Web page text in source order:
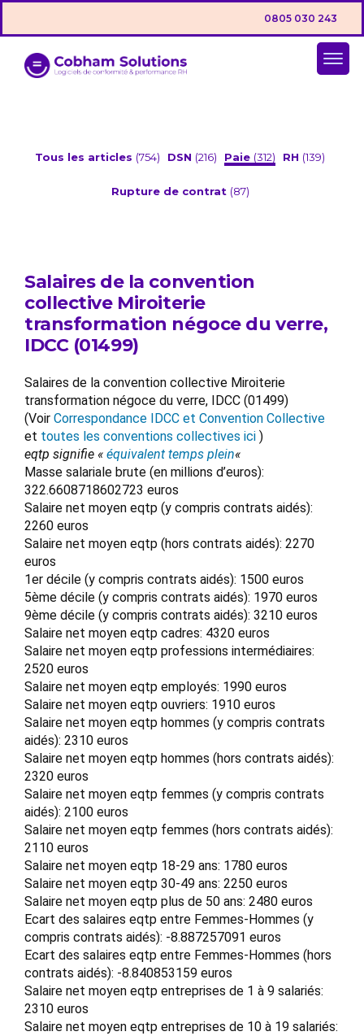
0805 030 243
Tous les articles (754) DSN (216) Paie (312) RH (139)
Rupture de contrat (87)
Salaires de la convention
collective Miroiterie
transformation négoce du verre,
IDCC (01499)
Salaires de la convention collective Miroiterie
transformation négoce du verre, IDCC (01499)
(Voir Correspondance IDCC et Convention Collective
et toutes les conventions collectives ici )
eqtp signifie « équivalent temps plein«
Masse salariale brute (en millions d’euros):
322.6608718602723 euros
Salaire net moyen eqtp (y compris contrats aidés):
2260 euros
Salaire net moyen eqtp (hors contrats aidés): 2270
euros
1er décile (y compris contrats aidés): 1500 euros
5ème décile (y compris contrats aidés): 1970 euros
9ème décile (y compris contrats aidés): 3210 euros
Salaire net moyen eqtp cadres: 4320 euros
Salaire net moyen eqtp professions intermédiaires:
2520 euros
Salaire net moyen eqtp employés: 1990 euros
Salaire net moyen eqtp ouvriers: 1910 euros
Salaire net moyen eqtp hommes (y compris contrats
aidés): 2310 euros
Salaire net moyen eqtp hommes (hors contrats aidés):
2320 euros
Salaire net moyen eqtp femmes (y compris contrats
aidés): 2100 euros
Salaire net moyen eqtp femmes (hors contrats aidés):
2110 euros
Salaire net moyen eqtp 18-29 ans: 1780 euros
Salaire net moyen eqtp 30-49 ans: 2250 euros
Salaire net moyen eqtp plus de 50 ans: 2480 euros
Ecart des salaires eqtp entre Femmes-Hommes (y
compris contrats aidés): -8.887257091 euros
Ecart des salaires eqtp entre Femmes-Hommes (hors
contrats aidés): -8.840853159 euros
Salaire net moyen eqtp entreprises de 1 à 9 salariés:
2310 euros
Salaire net moyen eqtp entreprises de 10 à 19 salariés: